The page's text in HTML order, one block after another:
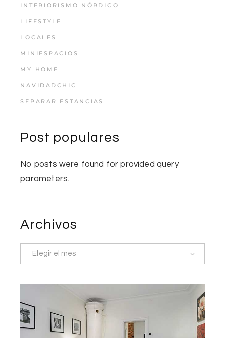
INTERIORISMO NÓRDICO
LIFESTYLE
LOCALES
MINIESPACIOS
MY HOME
NAVIDADCHIC
SEPARAR ESTANCIAS
Post populares
No posts were found for provided query
parameters.
Archivos
Elegir el mes